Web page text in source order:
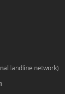
landline network)